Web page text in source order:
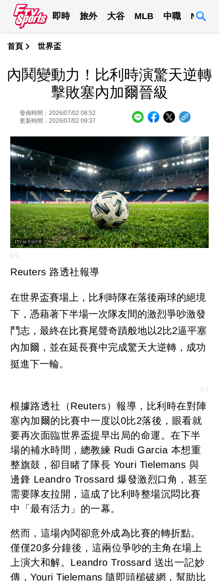
即時 旅外 大谷 MLB 中職 NBA
首頁 世界盃
內鬨變動力！比利時演驚天逆轉
擊敗塞內加爾晉級
發佈時間：2026/07/02 08:52
更新時間：2026/07/02 09:37
Reuters 路透社報導
在世界盃賽場上，比利時隊在落後兩球的絕境
下，憑藉著下半場一次隊友間的激烈爭吵激發
鬥志，最終在比賽尾聲奇蹟般地以2比2逼平塞
內加爾，並在延長賽中完成驚天大逆轉，成功
挺進下一輪。
根據路透社（Reuters）報導，比利時在對陣
塞內加爾的比賽中一度以0比2落後，眼看就
要再次面臨世界盃提早出局的命運。在下半
場的補水時間，總教練 Rudi Garcia 本想重
整旗鼓，卻目睹了隊長 Youri Tielemans 與
邊鋒 Leandro Trossard 爆發激烈口角，甚至
需要隊友拉開，這成了比利時整場沉悶比賽
中「最有活力」的一幕。
然而，這場內鬨卻意外成為比賽的轉折點。
僅僅20多分鐘後，這兩位爭吵的主角在場上
上演大和解。Leandro Trossard 送出一記妙
傳，Youri Tielemans 隨即頭槌破網，幫助比